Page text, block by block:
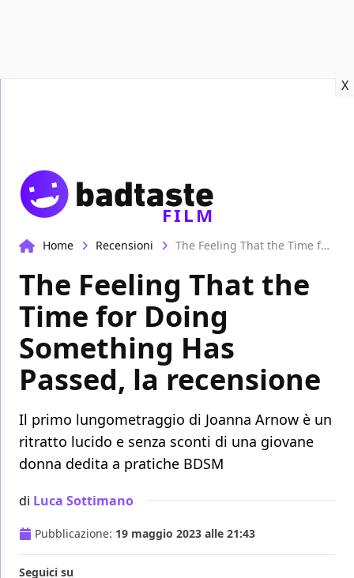
X
FILM
Home Recensioni The Feeling That the Time for Doing Something Has Passed, la recensione
The Feeling That the
Time for Doing
Something Has
Passed, la recensione
Il primo lungometraggio di Joanna Arnow è un
ritratto lucido e senza sconti di una giovane
donna dedita a pratiche BDSM
di Luca Sottimano
Pubblicazione: 19 maggio 2023 alle 21:43
Seguici su